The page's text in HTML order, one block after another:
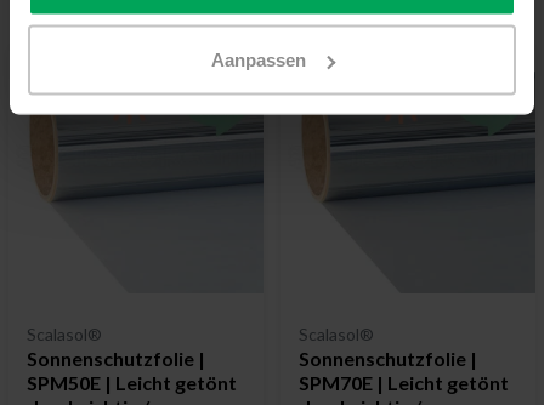
Aanpassen
Scalasol®
Sonnenschutzfolie |
SPM50E | Leicht getönt
Scalasol®
Sonnenschutzfolie |
SPM70E | Leicht getönt